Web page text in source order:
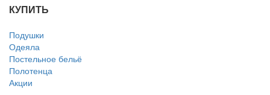
КУПИТЬ
Подушки
Одеяла
Постельное бельё
Полотенца
Акции